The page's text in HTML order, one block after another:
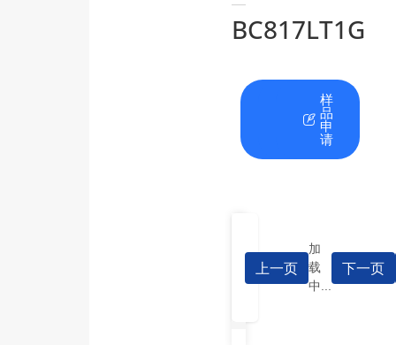
BC817LT1G
料
下
样
品
申
请
上一页
加
载
中...
下一页